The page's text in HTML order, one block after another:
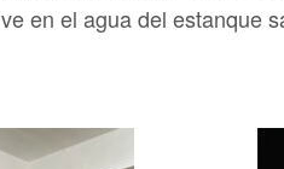
en el agua del estanque